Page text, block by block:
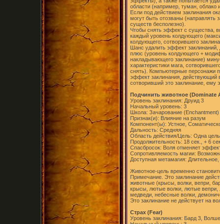
области (например, туман, облако
Если под действием заклинания
могут быть отозваны (направлять
существ бесполезно).
Чтобы снять эффект с существа,
каждый уровень колдующего
колдующего, сотворившего
Шанс удалить эффект
плюс (уровень колдующего +
накладывающего заклинание)
характеристики мага,
снять). Компьютерные персонажи
эффект заклинания, действующий
сотворивший это заклинание, ему
Подчинить животное (Dominate
Уровень заклинания: Друид 3
Начальный уровень: 3
Школа: Зачарование (Enchantment)
Признак(и): Влияние на разум
Компонент(ы): Устное,
Дальность: Средняя
Область действия/Цель: Одна цель
Продолжительность: 18 сек., + 6
Спасбросок: Воля отменяет
Сопротивляемость магии:
Доступная метамагия:
Животное-цель временно
Примечание. Это заклинание
животные (крысы, волки, вепри,
крысы, лютые волки, лютые
медведи, небесные волки,
Это заклинание не действует на
Страх (Fear)
Уровень заклинания: Бард 3,